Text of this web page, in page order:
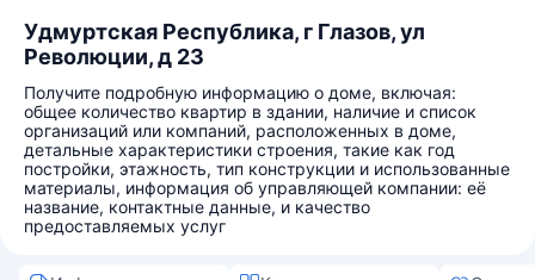
Удмуртская Республика, г Глазов, ул
Революции, д 23
Получите подробную информацию о доме, включая:
общее количество квартир в здании, наличие и список
организаций или компаний, расположенных в доме,
детальные характеристики строения, такие как год
постройки, этажность, тип конструкции и использованные
материалы, информация об управляющей компании: её
название, контактные данные, и качество
предоставляемых услуг